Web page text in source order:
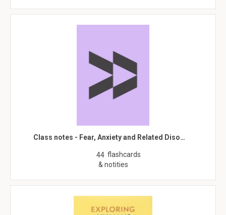
Class notes - Fear, Anxiety and Related Diso…
44 flashcards
& notities